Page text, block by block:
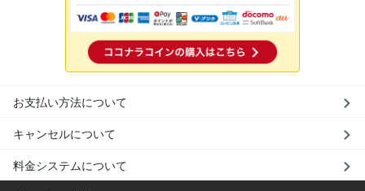
お支払い方法について
キャンセルについて
料金システムについて